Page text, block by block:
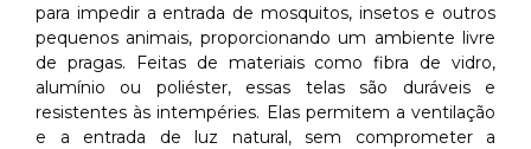
para impedir a entrada de mosquitos, insetos e outros
pequenos animais, proporcionando um ambiente livre
de pragas. Feitas de materiais como fibra de vidro,
alumínio ou poliéster, essas telas são duráveis e
resistentes às intempéries. Elas permitem a ventilação
e a entrada de luz natural, sem comprometer a